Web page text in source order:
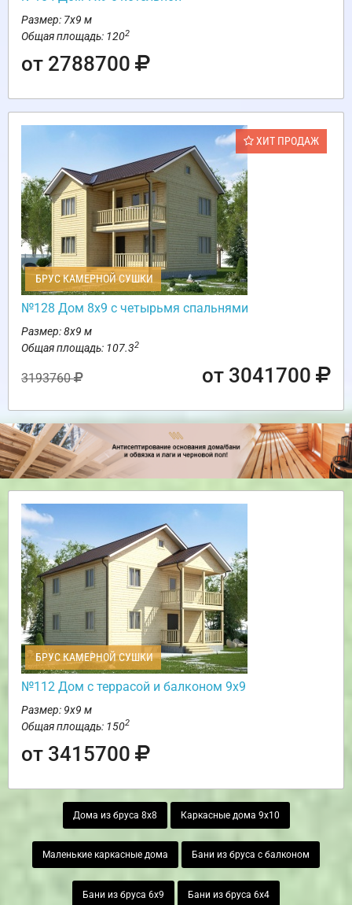
Размер: 7х9 м
Общая площадь: 1202
от 2788700
ХИТ ПРОДАЖ
БРУС КАМЕРНОЙ СУШКИ
№128 Дом 8х9 с четырьмя спальнями
Размер: 8х9 м
Общая площадь: 107.32
3193760 от 3041700
БРУС КАМЕРНОЙ СУШКИ
№112 Дом с террасой и балконом 9х9
Размер: 9х9 м
Общая площадь: 1502
от 3415700
Дома из бруса 8х8 Каркасные дома 9х10
Маленькие каркасные дома Бани из бруса с балконом
Бани из бруса 6х9 Бани из бруса 6х4